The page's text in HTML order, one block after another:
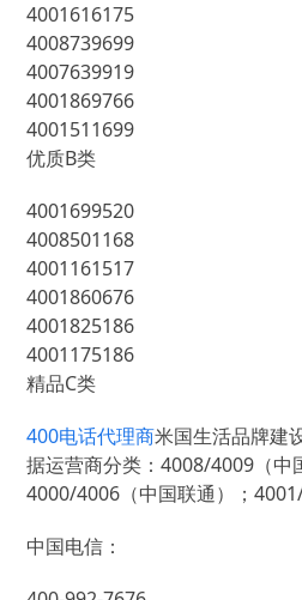
4001616175
4008739699
4007639919
4001869766
4001511699
优质B类
4001699520
4008501168
4001161517
4001860676
4001825186
4001175186
精品C类
400电话代理商米国生活品牌建
据运营商分类：4008/4009（中
4000/4006（中国联通）；
中国电信：